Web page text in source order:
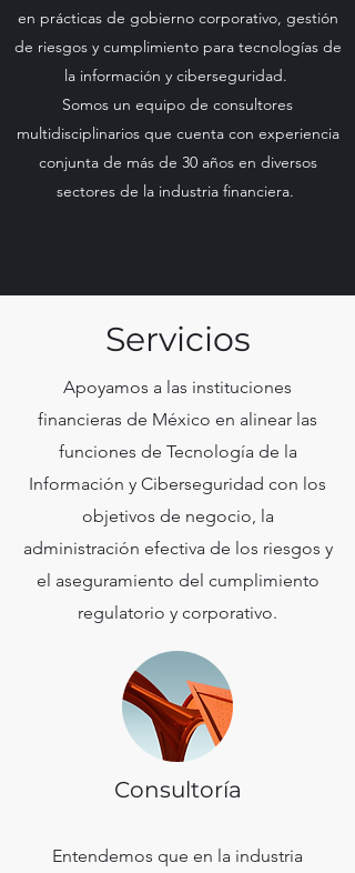
en prácticas de gobierno corporativo, gestión
de riesgos y cumplimiento para tecnologías de
la información y ciberseguridad.
Somos un equipo de consultores
multidisciplinarios que cuenta con experiencia
conjunta de más de 30 años en diversos
sectores de la industria financiera.
Servicios
Apoyamos a las instituciones
financieras de México en alinear las
funciones de Tecnología de la
Información y Ciberseguridad con los
objetivos de negocio, la
administración efectiva de los riesgos y
el aseguramiento del cumplimiento
regulatorio y corporativo.
Consultoría
Entendemos que en la industria